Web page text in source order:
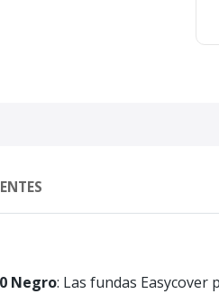
Negro: Las fundas